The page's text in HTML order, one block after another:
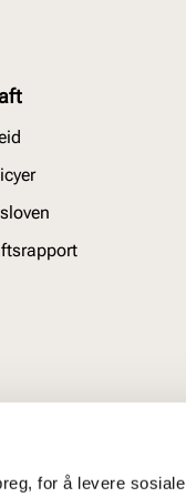
for å levere sosiale